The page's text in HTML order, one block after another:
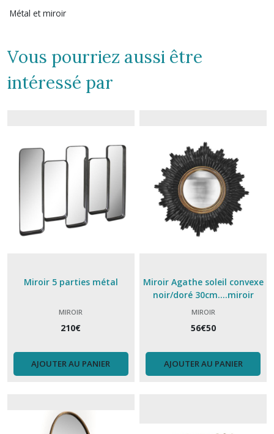
Métal et miroir
Vous pourriez aussi être
intéressé par
Miroir 5 parties métal
MIROIR
210€
AJOUTER AU PANIER
Miroir Agathe soleil convexe
noir/doré 30cm....miroir
sorcière
MIROIR
56€50
AJOUTER AU PANIER